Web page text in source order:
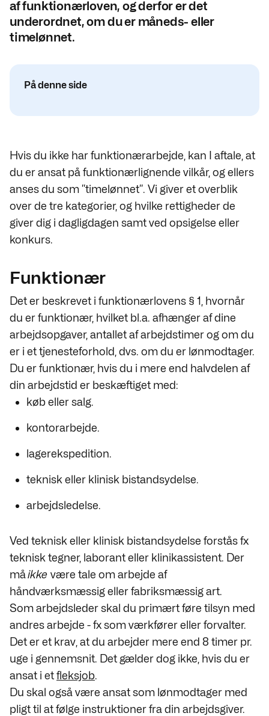
af funktionærloven, og derfor er det
underordnet, om du er måneds- eller
timelønnet.
På denne side
Hvis du ikke har funktionærarbejde, kan I aftale, at
du er ansat på funktionærlignende vilkår, og ellers
anses du som ”timelønnet”. Vi giver et overblik
over de tre kategorier, og hvilke rettigheder de
giver dig i dagligdagen samt ved opsigelse eller
konkurs.
Funktionær
Det er beskrevet i funktionærlovens § 1, hvornår
du er funktionær, hvilket bl.a. afhænger af dine
arbejdsopgaver, antallet af arbejdstimer og om du
er i et tjenesteforhold, dvs. om du er lønmodtager.
Du er funktionær, hvis du i mere end halvdelen af
din arbejdstid er beskæftiget med:
køb eller salg.
kontorarbejde.
lagerekspedition.
teknisk eller klinisk bistandsydelse.
arbejdsledelse.
Ved teknisk eller klinisk bistandsydelse forstås fx
teknisk tegner, laborant eller klinikassistent. Der
måikke være tale om arbejde af
håndværksmæssig eller fabriksmæssig art.
Som arbejdsleder skal du primært føre tilsyn med
andres arbejde - fx som værkfører eller forvalter.
Det er et krav, at du arbejder mere end 8 timer pr.
uge i gennemsnit. Det gælder dog ikke, hvis du er
ansat i etfleksjob.
Du skal også være ansat som lønmodtager med
pligt til at følge instruktioner fra din arbejdsgiver.